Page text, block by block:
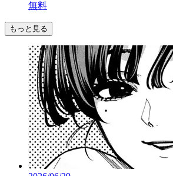
無料
もっと見る